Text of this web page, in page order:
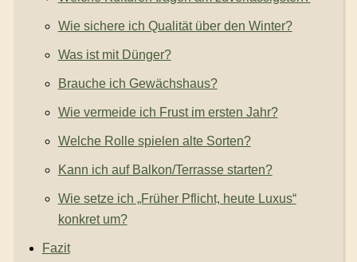
Wie sichere ich Qualität über den Winter?
Was ist mit Dünger?
Brauche ich Gewächshaus?
Wie vermeide ich Frust im ersten Jahr?
Welche Rolle spielen alte Sorten?
Kann ich auf Balkon/Terrasse starten?
Wie setze ich „Früher Pflicht, heute Luxus“
konkret um?
Fazit